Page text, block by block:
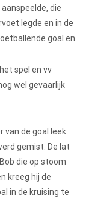
die
legde en in de
goal en
spel en vv
wel gevaarlijk
van de goal leek
gemist. De lat
die op stoom
kreeg hij de
in de kruising te